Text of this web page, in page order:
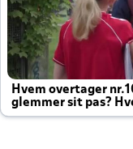
Hvem overtager
glemmer sit pas?
altid til efter